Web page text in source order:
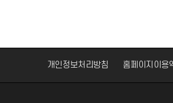
개인정보처리방침 홈페이지이용